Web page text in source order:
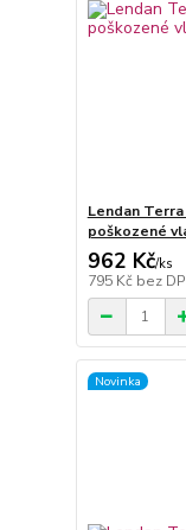
Lendan
poškozené
962 Kč/ks
795 Kč bez
Novinka